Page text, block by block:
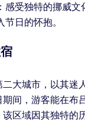
感受独特的挪威文
日的怀抱。
大城市，以其迷
间，游客能在布
区域因其独特的